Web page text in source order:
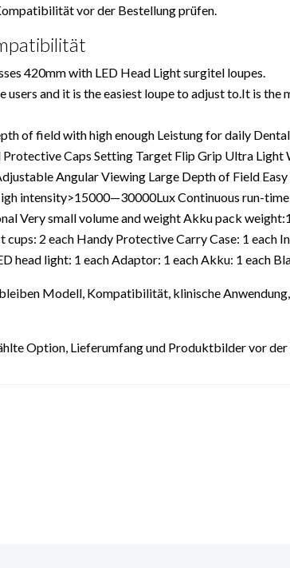
vor der Bestellung prüfen.
420mm with LED Head Light surgitel loupes.
and it is the easiest loupe to adjust to.It is
of field with high enough Leistung for daily
Caps Setting Target Flip Grip Ultra Light
Angular Viewing Large Depth of Field
intensity>15000—30000Lux Continuous run-
Very small volume and weight Akku pack
2 each Handy Protective Carry Case: 1 each
head light: 1 each Adaptor: 1 each Akku: 1 each
Modell, Kompatibilität, klinische
Option, Lieferumfang und Produktbilder vor der